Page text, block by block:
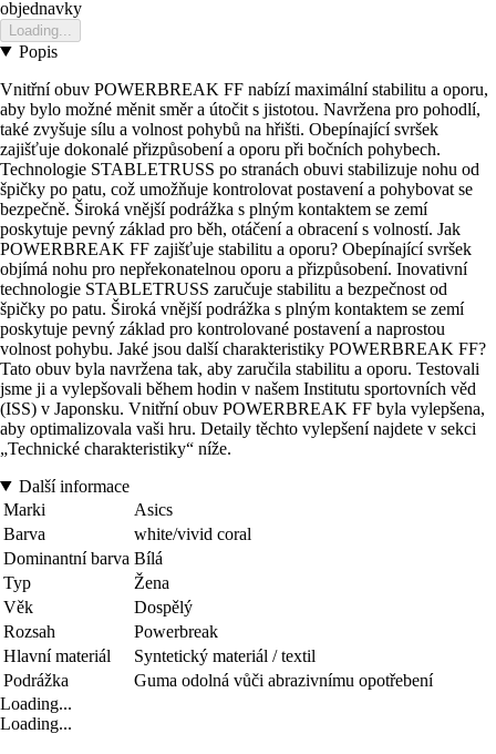
objednavky
Loading...
Popis
Vnitřní obuv POWERBREAK FF nabízí maximální stabilitu a oporu,
aby bylo možné měnit směr a útočit s jistotou. Navržena pro pohodlí,
také zvyšuje sílu a volnost pohybů na hřišti. Obepínající svršek
zajišťuje dokonalé přizpůsobení a oporu při bočních pohybech.
Technologie STABLETRUSS po stranách obuvi stabilizuje nohu od
špičky po patu, což umožňuje kontrolovat postavení a pohybovat se
bezpečně. Široká vnější podrážka s plným kontaktem se zemí
poskytuje pevný základ pro běh, otáčení a obracení s volností. Jak
POWERBREAK FF zajišťuje stabilitu a oporu? Obepínající svršek
objímá nohu pro nepřekonatelnou oporu a přizpůsobení. Inovativní
technologie STABLETRUSS zaručuje stabilitu a bezpečnost od
špičky po patu. Široká vnější podrážka s plným kontaktem se zemí
poskytuje pevný základ pro kontrolované postavení a naprostou
volnost pohybu. Jaké jsou další charakteristiky POWERBREAK FF?
Tato obuv byla navržena tak, aby zaručila stabilitu a oporu. Testovali
jsme ji a vylepšovali během hodin v našem Institutu sportovních věd
(ISS) v Japonsku. Vnitřní obuv POWERBREAK FF byla vylepšena,
aby optimalizovala vaši hru. Detaily těchto vylepšení najdete v sekci
„Technické charakteristiky“ níže.
Další informace
Marki
Asics
Barva
white/vivid coral
Dominantní barva Bílá
Typ
Žena
Věk
Dospělý
Rozsah
Powerbreak
Hlavní materiál
Syntetický materiál / textil
Podrážka
Guma odolná vůči abrazivnímu opotřebení
Loading...
Loading...